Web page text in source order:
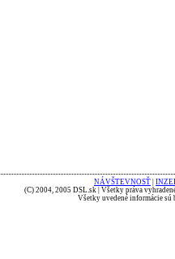
NÁVŠTEVNOSŤ
(C) 2004, 2005 DSL.sk | Všetky práva
Všetky uvedené informácie sú